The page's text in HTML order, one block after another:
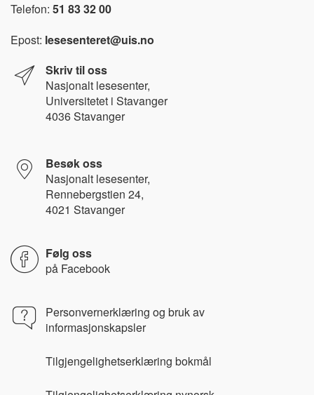
Telefon: 51 83 32 00
Epost: lesesenteret@uis.no
Skriv til oss
Nasjonalt lesesenter,
Universitetet i Stavanger
4036 Stavanger
Besøk oss
Nasjonalt lesesenter,
Rennebergstien 24,
4021 Stavanger
Følg oss
på Facebook
Personvernerklæring og bruk av
informasjonskapsler
Tilgjengelighetserklæring bokmål